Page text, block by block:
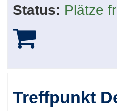
Status: Plätze
Treffpunkt